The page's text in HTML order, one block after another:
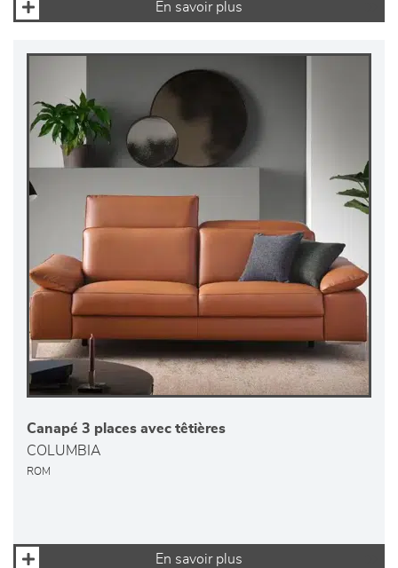
En savoir plus
Canapé 3 places avec têtières
COLUMBIA
ROM
En savoir plus